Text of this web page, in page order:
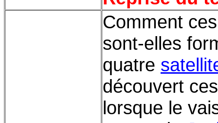
Comment
sont-elles
quatre
découvert
lorsque le